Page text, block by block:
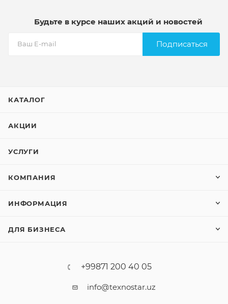
Будьте в курсе наших акций и новостей
Подписаться
КАТАЛОГ
АКЦИИ
УСЛУГИ
КОМПАНИЯ
ИНФОРМАЦИЯ
ДЛЯ БИЗНЕСА
+99871 200 40 05
info@texnostar.uz